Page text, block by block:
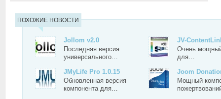
ПОХОЖИЕ НОВОСТИ
Jollom v2.0
Последняя версия
универсального…
JV-
Очень
для…
JMyLife Pro 1.0.15
Обновленная версия
компонента для…
Joom
Мощный